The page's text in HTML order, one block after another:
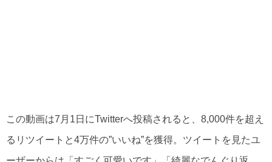
この動画は7月1日にTwitterへ投稿されると、8,000件を超え
るリツイートと4万件の”いいね”を獲得。ツイートを見たユ